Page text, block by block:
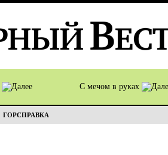
С мечом в руках
ГОРСПРАВКА